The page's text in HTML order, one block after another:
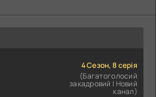
4 Сезон, 8 серія
(Багатоголосий
закадровий | Новий
канал)